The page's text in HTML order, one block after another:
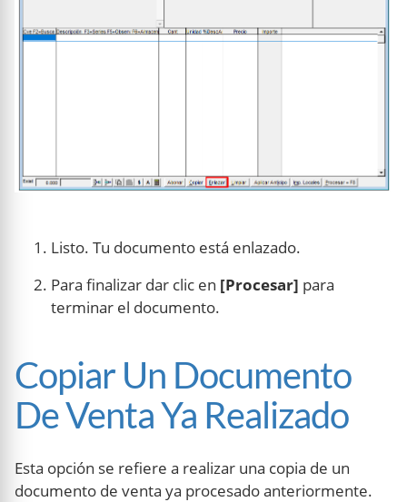
Listo. Tu documento está enlazado.
Para finalizar dar clic en [Procesar] para
terminar el documento.
Copiar Un Documento
De Venta Ya Realizado
Esta opción se refiere a realizar una copia de un
documento de venta ya procesado anteriormente.